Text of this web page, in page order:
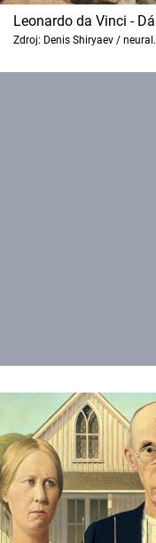
Leonardo da Vinci -
Zdroj: Denis Shiryaev /